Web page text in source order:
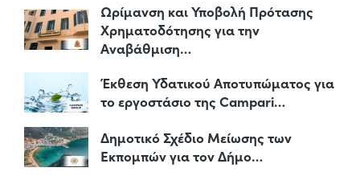
Ωρίμανση και Υποβολή Πρότασης
Χρηματοδότησης για την
Αναβάθμιση…
Έκθεση Υδατικού Αποτυπώματος για
το εργοστάσιο της Campari…
Δημοτικό Σχέδιο Μείωσης των
Εκπομπών για τον Δήμο…